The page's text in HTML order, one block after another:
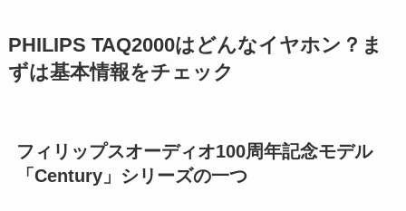
PHILIPS TAQ2000はどんなイヤホン？ま
ずは基本情報をチェック
フィリップスオーディオ100周年記念モデル
「Century」シリーズの一つ